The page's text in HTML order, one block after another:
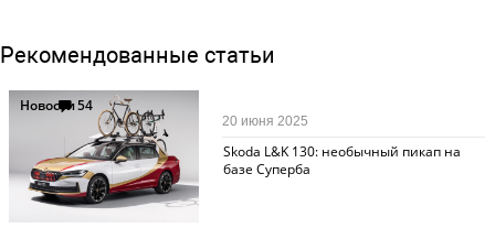
Рекомендованные статьи
Новости54
Skoda L&K 130: необычный пикап на
базе Суперба
20 июня 2025